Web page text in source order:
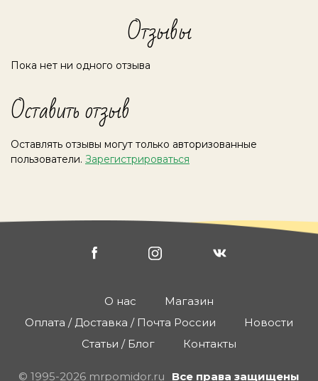
Отзывы
Пока нет ни одного отзыва
Оставить отзыв
Оставлять отзывы могут только авторизованные
пользователи. Зарегистрироваться
О нас
Магазин
Оплата / Доставка / Почта России
Новости
Статьи / Блог
Контакты
© 1995-2026 mrpomidor.ru Все права защищены